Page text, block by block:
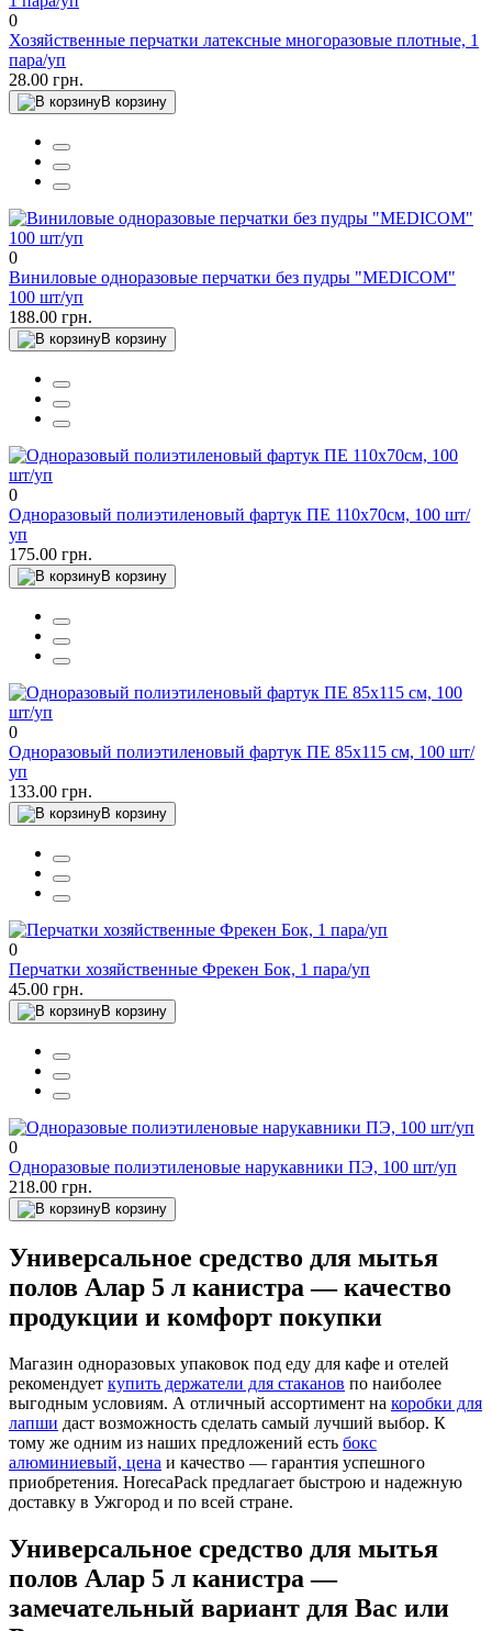
0
Хозяйственные перчатки латексные многоразовые плотные, 1
пара/уп
28.00 грн.
В корзину
0
Виниловые одноразовые перчатки без пудры "MEDICOM"
100 шт/уп
188.00 грн.
В корзину
0
Одноразовый полиэтиленовый фартук ПЕ 110х70см, 100 шт/
уп
175.00 грн.
В корзину
0
Одноразовый полиэтиленовый фартук ПЕ 85х115 см, 100 шт/
уп
133.00 грн.
В корзину
0
Перчатки хозяйственные Фрекен Бок, 1 пара/уп
45.00 грн.
В корзину
0
Одноразовые полиэтиленовые нарукавники ПЭ, 100 шт/уп
218.00 грн.
В корзину
Универсальное средство для мытья
полов Алар 5 л канистра — качество
продукции и комфорт покупки
Магазин одноразовых упаковок под еду для кафе и отелей
рекомендует купить держатели для стаканов по наиболее
выгодным условиям. А отличный ассортимент на коробки для
лапши даст возможность сделать самый лучший выбор. К
тому же одним из наших предложений есть бокс
алюминиевый, цена и качество — гарантия успешного
приобретения. HorecaPack предлагает быстрою и надежную
доставку в Ужгород и по всей стране.
Универсальное средство для мытья
полов Алар 5 л канистра —
замечательный вариант для Вас или